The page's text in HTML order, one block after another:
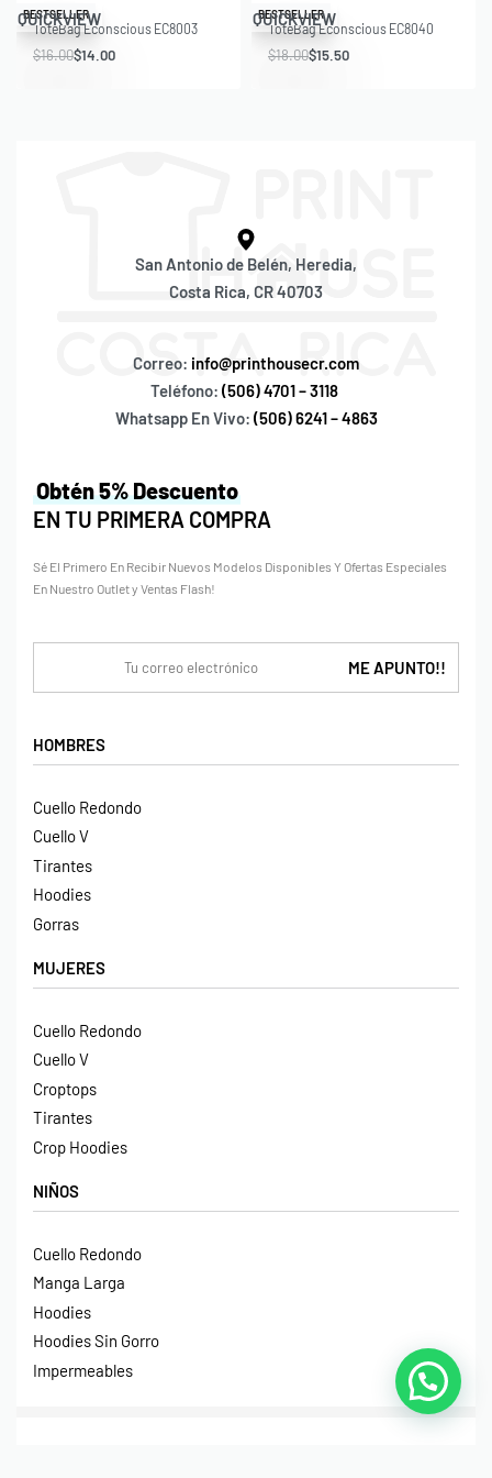
Save $2.00
BESTSELLER
QUICKVIEW
ToteBag Econscious EC8003
$16.00$14.00
Save $2.50
BESTSELLER
QUICKVIEW
ToteBag Econscious EC8040
$18.00$15.50
San Antonio de Belén, Heredia,
Costa Rica, CR 40703
Correo: info@printhousecr.com
Teléfono: (506) 4701 – 3118
Whatsapp En Vivo: (506) 6241 – 4863
HOMBRES
Cuello Redondo
Cuello V
Tirantes
Hoodies
Gorras
MUJERES
Cuello Redondo
Cuello V
Croptops
Tirantes
Crop Hoodies
NIÑOS
Cuello Redondo
Manga Larga
Hoodies
Hoodies Sin Gorro
Impermeables
Obtén 5% Descuento
EN TU PRIMERA COMPRA
Sé El Primero En Recibir Nuevos Modelos Disponibles Y Ofertas Especiales
En Nuestro Outlet y Ventas Flash!